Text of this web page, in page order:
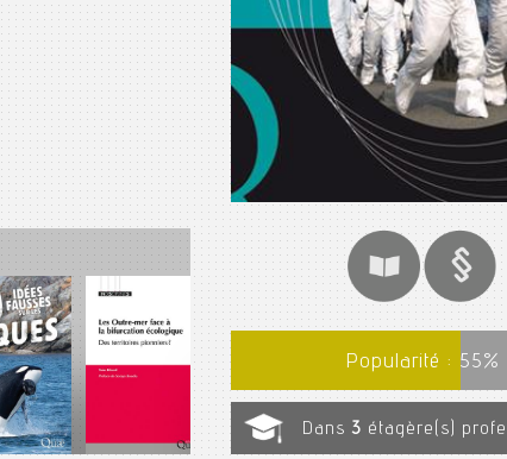
Popularité : 55%
Dans 3 étagère(s)